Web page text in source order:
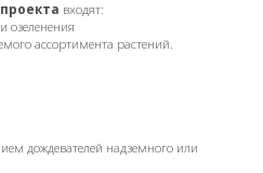
входят:
озеленения
ассортимента растений.
дождевателей надземного или